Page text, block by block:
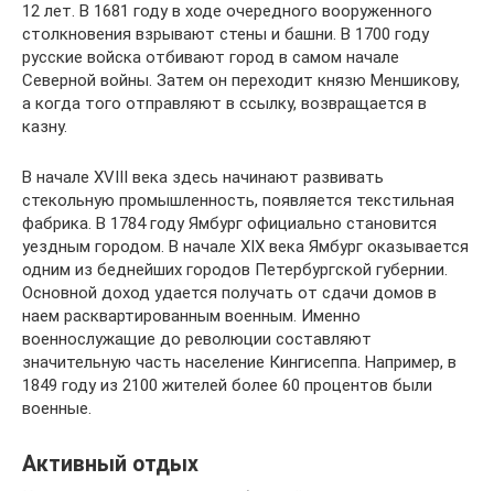
12 лет. В 1681 году в ходе очередного вооруженного
столкновения взрывают стены и башни. В 1700 году
русские войска отбивают город в самом начале
Северной войны. Затем он переходит князю Меншикову,
а когда того отправляют в ссылку, возвращается в
казну.
В начале XVIII века здесь начинают развивать
стекольную промышленность, появляется текстильная
фабрика. В 1784 году Ямбург официально становится
уездным городом. В начале XIX века Ямбург оказывается
одним из беднейших городов Петербургской губернии.
Основной доход удается получать от сдачи домов в
наем расквартированным военным. Именно
военнослужащие до революции составляют
значительную часть население Кингисеппа. Например, в
1849 году из 2100 жителей более 60 процентов были
военные.
Активный отдых